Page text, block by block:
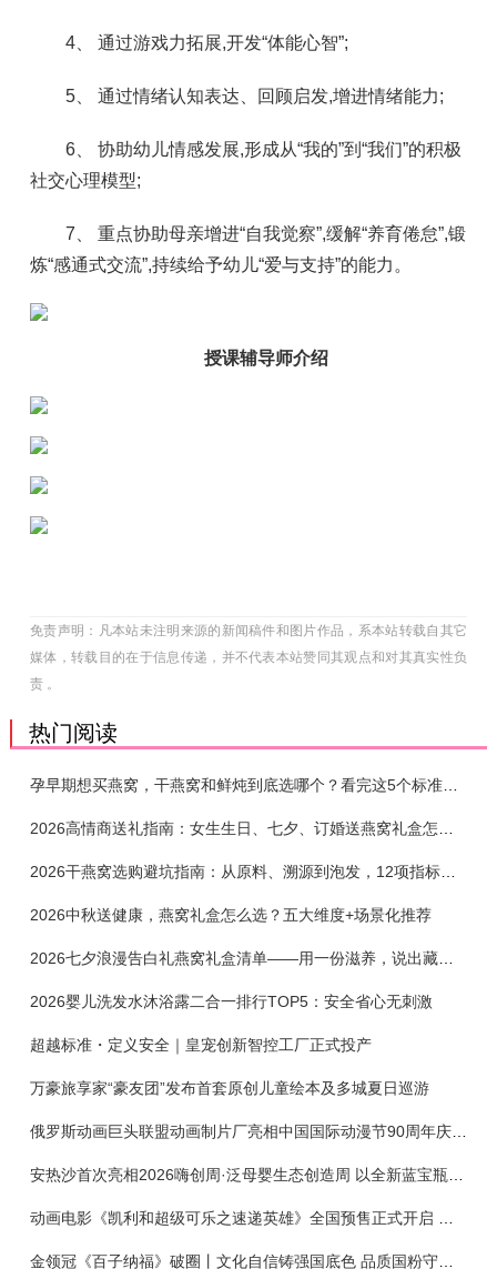
4、 通过游戏力拓展,开发“体能心智”;
5、 通过情绪认知表达、回顾启发,增进情绪能力;
6、 协助幼儿情感发展,形成从“我的”到“我们”的积极
社交心理模型;
7、 重点协助母亲增进“自我觉察”,缓解“养育倦怠”,锻
炼“感通式交流”,持续给予幼儿“爱与支持”的能力。
授课辅导师介绍
免责声明：凡本站未注明来源的新闻稿件和图片作品，系本站转载自其它
媒体，转载目的在于信息传递，并不代表本站赞同其观点和对其真实性负
责 。
热门阅读
孕早期想买燕窝，干燕窝和鲜炖到底选哪个？看完这5个标准再下单
2026干燕窝选购避坑指南：从原料、溯源到泡发，12项指标判断靠谱燕窝
2026中秋送健康，燕窝礼盒怎么选？五大维度+场景化推荐
2026七夕浪漫告白礼燕窝礼盒清单——用一份滋养，说出藏在心底的爱
2026婴儿洗发水沐浴露二合一排行TOP5：安全省心无刺激
超越标准・定义安全｜皇宠创新智控工厂正式投产
万豪旅享家“豪友团”发布首套原创儿童绘本及多城夏日巡游
俄罗斯动画巨头联盟动画制片厂亮相中国国际动漫节90周年庆开启中国之旅新篇章
金领冠《百子纳福》破圈丨文化自信铸强国底色 品质国粉守护新生